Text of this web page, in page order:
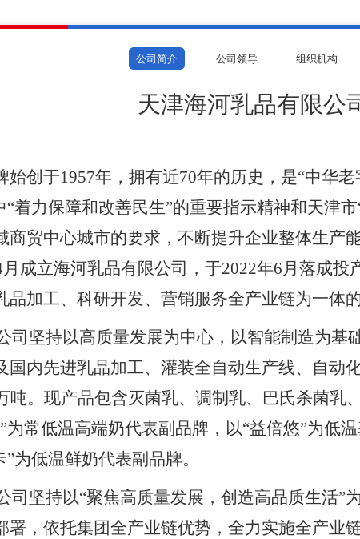
公司简介 公司领导 组织机构
天津海河乳品有限公
始创于1957年，拥有近70年的历史，是“中华
“着力保障和改善民生”的重要指示精神和天津
商贸中心城市的要求，不断提升企业整体生产
成立海河乳品有限公司 ，于2022年6月落成
品加工、科研开发、营销服务全产业链为一体
司坚持以高质量发展为中心，以智能制造为基
国内先进乳品加工、灌装全自动生产线、自动
吨。现产品包含灭菌乳、调制乳、巴氏杀菌乳
为常低温高端奶代表副品牌，以“益倍悠”为低
为低温鲜奶代表副品牌。
司坚持以“聚焦高质量发展，创造高品质生活”
署，依托集团全产业链优势，全力实施全产业